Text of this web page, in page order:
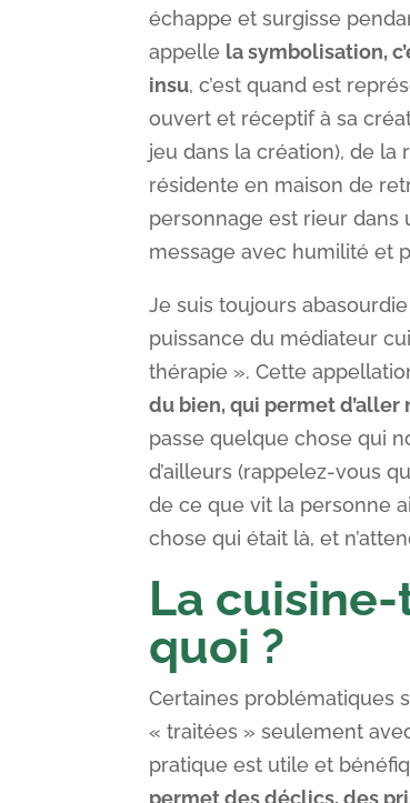
échappe et surgisse
appelle la symbolisation,
insu, c’est quand est
ouvert et réceptif à sa
jeu dans la création), de
résidente en maison de
personnage est rieur dans
message avec humilité et
Je suis toujours
puissance du médiateur
thérapie ». Cette
du bien, qui permet d’aller
passe quelque chose qui
d’ailleurs (rappelez-vous
de ce que vit la personne
chose qui était là, et
La
quoi ?
Certaines problématiques
« traitées » seulement
pratique est utile et
permet des déclics, des